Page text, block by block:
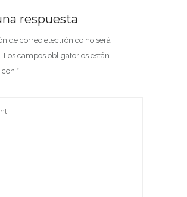
respuesta
de correo electrónico no será
Los campos obligatorios están
con *